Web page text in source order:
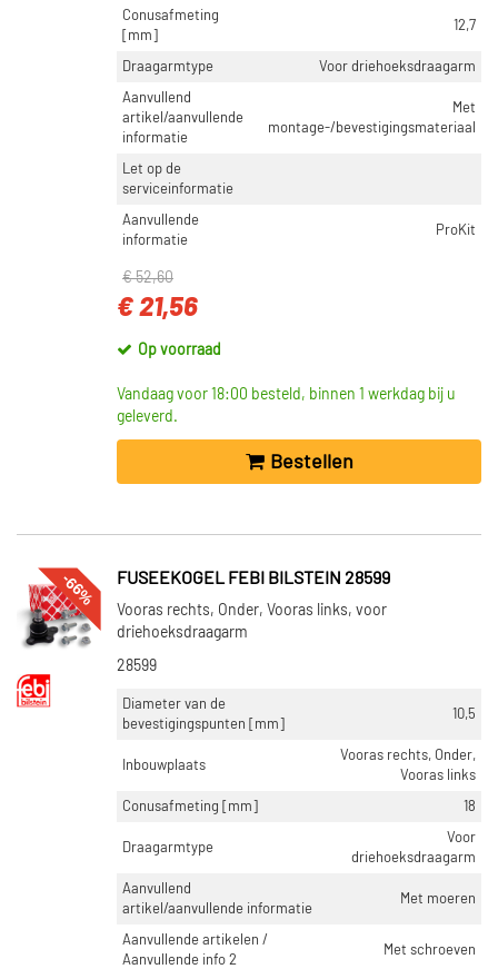
Conusafmeting
[mm]
12,7
Draagarmtype
Voor driehoeksdraagarm
Aanvullend
artikel/aanvullende
informatie
Met
montage-/bevestigingsmateriaal
Let op de
serviceinformatie
Aanvullende
informatie
ProKit
€ 52,60
€ 21,56
Op voorraad
Vandaag voor 18:00 besteld, binnen 1 werkdag bij u
geleverd.
Bestellen
-66% FUSEEKOGEL FEBI BILSTEIN 28599
Vooras rechts, Onder, Vooras links, voor
driehoeksdraagarm
28599
Diameter van de
bevestigingspunten [mm]
10,5
Inbouwplaats
Vooras rechts, Onder,
Vooras links
Conusafmeting [mm]
18
Draagarmtype
Voor
driehoeksdraagarm
Aanvullend
artikel/aanvullende informatie
Met moeren
Aanvullende artikelen /
Aanvullende info 2
Met schroeven